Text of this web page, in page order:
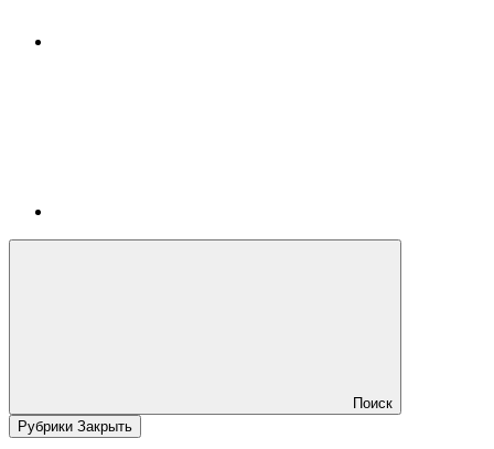
Поиск
Рубрики Закрыть